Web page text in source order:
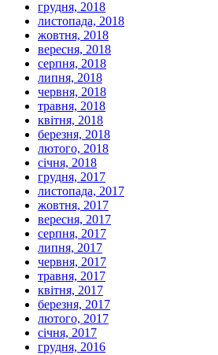
грудня, 2018
листопада, 2018
жовтня, 2018
вересня, 2018
серпня, 2018
липня, 2018
червня, 2018
травня, 2018
квітня, 2018
березня, 2018
лютого, 2018
січня, 2018
грудня, 2017
листопада, 2017
жовтня, 2017
вересня, 2017
серпня, 2017
липня, 2017
червня, 2017
травня, 2017
квітня, 2017
березня, 2017
лютого, 2017
січня, 2017
грудня, 2016